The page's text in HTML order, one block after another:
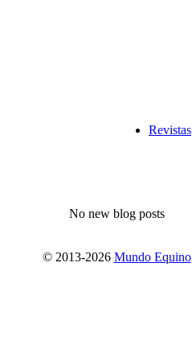
Revistas
No new blog posts
© 2013-2026 Mundo Equino